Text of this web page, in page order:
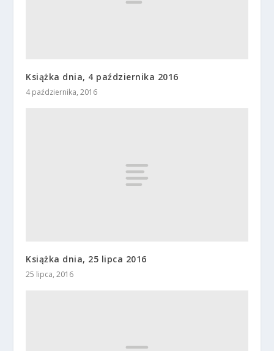
Książka dnia, 4 października 2016
4 października, 2016
Książka dnia, 25 lipca 2016
25 lipca, 2016